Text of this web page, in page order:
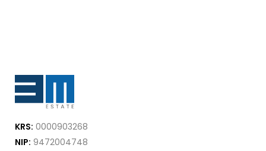
KRS: 0000903268
NIP: 9472004748